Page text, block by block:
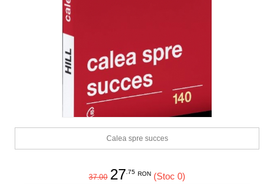
Calea spre succes
37.00 27.75 RON (Stoc 0)